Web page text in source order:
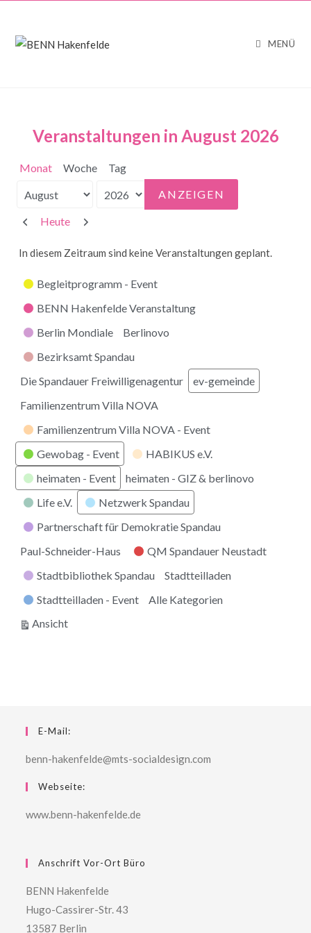
MENÜ
Veranstaltungen in August 2026
Monat Woche Tag
Monat
Jahr
Zurück
Heute Weiter
In diesem Zeitraum sind keine Veranstaltungen geplant.
Kategorien
Begleitprogramm - Event
BENN Hakenfelde Veranstaltung
Berlin Mondiale
Berlinovo
Bezirksamt Spandau
Die Spandauer Freiwilligenagentur
ev-gemeinde
Familienzentrum Villa NOVA
Familienzentrum Villa NOVA - Event
Gewobag - Event
HABIKUS e.V.
heimaten - Event
heimaten - GIZ & berlinovo
Life e.V.
Netzwerk Spandau
Partnerschaft für Demokratie Spandau
Paul-Schneider-Haus
QM Spandauer Neustadt
Stadtbibliothek Spandau
Stadtteilladen
Stadtteilladen - Event
Alle Kategorien
Ansichtausdrucken
E-Mail:
benn-hakenfelde@mts-socialdesign.com
Webseite:
www.benn-hakenfelde.de
Anschrift Vor-Ort Büro
BENN Hakenfelde
Hugo-Cassirer-Str. 43
13587 Berlin